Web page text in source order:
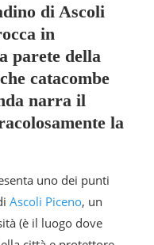
di Ascoli
in
parete della
catacombe
narra il
la
uno dei punti
Ascoli Piceno, un
(è il luogo dove